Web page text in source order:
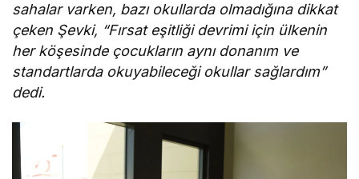
sahalar varken, bazı okullarda olmadığına dikkat
çeken Şevki, “Fırsat eşitliği devrimi için ülkenin
her köşesinde çocukların aynı donanım ve
standartlarda okuyabileceği okullar sağlardım”
dedi.